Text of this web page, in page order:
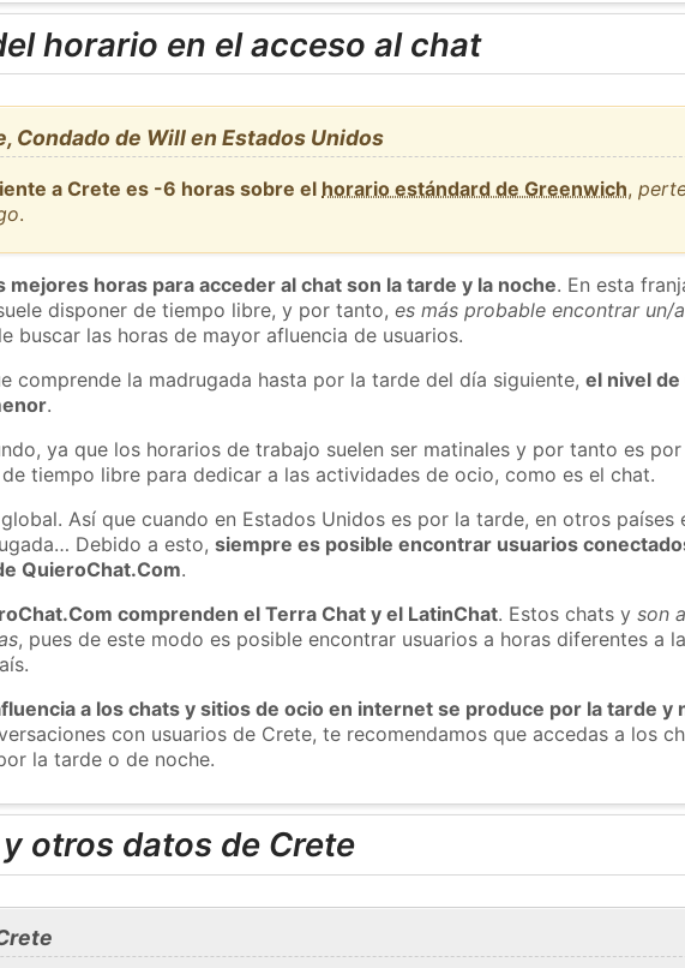
horario en el acceso al chat
Condado de Will en Estados Unidos
a Crete es -6 horas sobre el horario estándard de Greenwich,
.
mejores horas para acceder al chat son la tarde y la noche. En esta
disponer de tiempo libre, y por tanto,es más probable encontrar un/
buscar las horas de mayor afluencia de usuarios.
comprende la madrugada hasta por la tarde del día siguiente,el nivel
.
ya que los horarios de trabajo suelen ser matinales y por tanto es
tiempo libre para dedicar a las actividades de ocio, como es el chat.
Así que cuando en Estados Unidos es por la tarde, en otros países
Debido a esto,siempre es posible encontrar usuarios
QuieroChat.Com.
comprenden el Terra Chat y el LatinChat. Estos chats yson
, pues de este modo es posible encontrar usuarios a horas diferentes a
a los chats y sitios de ocio en internet se produce por la tarde y
con usuarios de Crete, te recomendamos que accedas a los
la tarde o de noche.
otros datos de Crete